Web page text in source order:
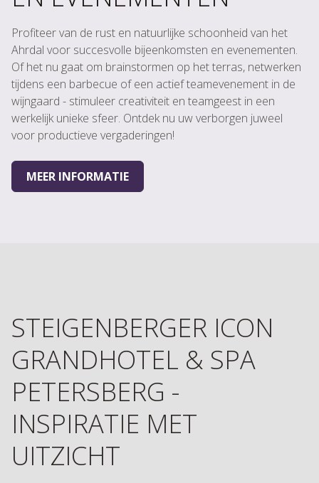
Profiteer van de rust en natuurlijke schoonheid van het
Ahrdal voor succesvolle bijeenkomsten en evenementen.
Of het nu gaat om brainstormen op het terras, netwerken
tijdens een barbecue of een actief teamevenement in de
wijngaard - stimuleer creativiteit en teamgeest in een
werkelijk unieke sfeer. Ontdek nu uw verborgen juweel
voor productieve vergaderingen!
MEER INFORMATIE
STEIGENBERGER ICON
GRANDHOTEL & SPA
PETERSBERG -
INSPIRATIE MET
UITZICHT